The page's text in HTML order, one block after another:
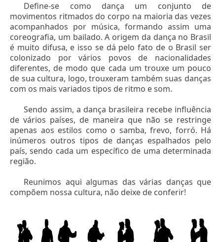
Define-se como dança um conjunto de
movimentos ritmados do corpo na maioria das vezes
acompanhados por música, formando assim uma
coreografia, um bailado. A origem da dança no Brasil
é muito difusa, e isso se dá pelo fato de o Brasil ser
colonizado por vários povos de nacionalidades
diferentes, de modo que cada um trouxe um pouco
de sua cultura, logo, trouxeram também suas danças
com os mais variados tipos de ritmo e som.
Sendo assim, a dança brasileira recebe influência
de vários países, de maneira que não se restringe
apenas aos estilos como o samba, frevo, forró. Há
inúmeros outros tipos de danças espalhados pelo
país, sendo cada um específico de uma determinada
região.
Reunimos aqui algumas das várias danças que
compõem nossa cultura, não deixe de conferir!